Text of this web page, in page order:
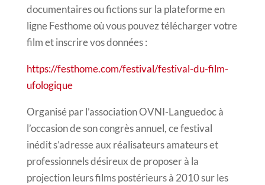
documentaires ou fictions sur la plateforme en
ligne Festhome où vous pouvez télécharger votre
film et inscrire vos données :
https://festhome.com/festival/festival-du-film-
ufologique
Organisé par l’association OVNI-Languedoc à
l’occasion de son congrès annuel, ce festival
inédit s’adresse aux réalisateurs amateurs et
professionnels désireux de proposer à la
projection leurs films postérieurs à 2010 sur les